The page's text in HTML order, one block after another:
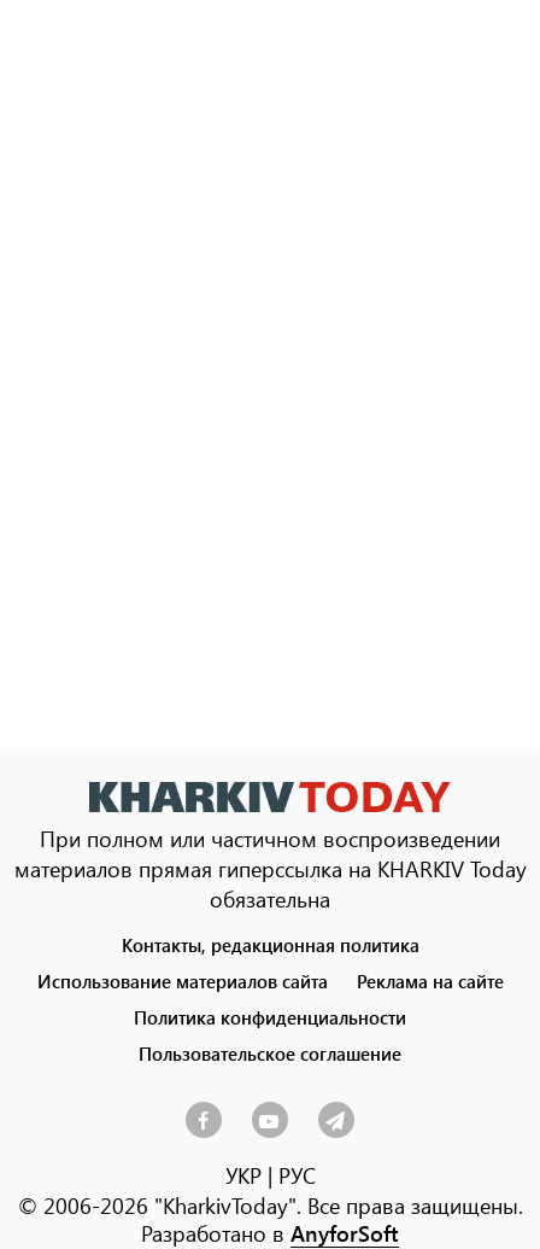
При полном или частичном воспроизведении
материалов прямая гиперссылка на KHARKIV Today
обязательна
menu
Контакты, редакционная политика
Использование материалов сайта
Реклама на сайте
Политика конфиденциальности
Пользовательское соглашение
УКР| РУС
© 2006-2026 "KharkivToday". Все права защищены.
Разработано в AnyforSoft